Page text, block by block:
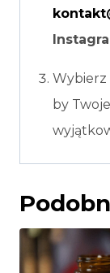
Wybierz
by